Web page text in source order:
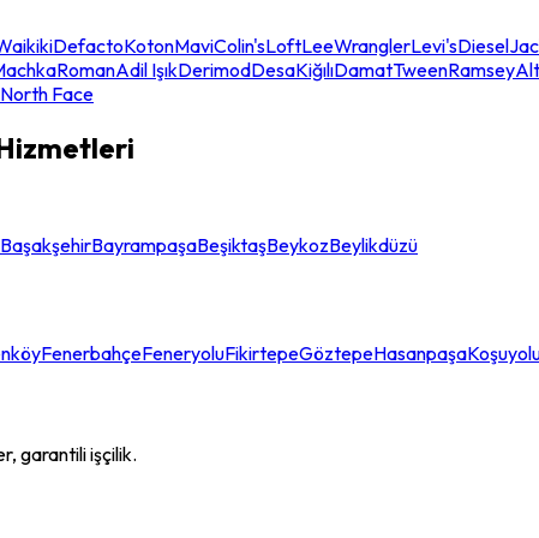
DefactoKotonMaviColin'sLoftLeeWranglerLevi'sDiesel
RomanAdil IşıkDerimodDesaKiğılıDamatTweenRamsey
Face
BaşakşehirBayrampaşaBeşiktaşBeykozBeylikdüzü
FenerbahçeFeneryoluFikirtepeGöztepeHasanpaşa
garantili işçilik.